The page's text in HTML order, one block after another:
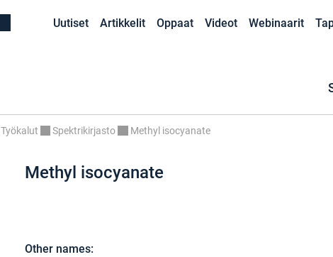
Uutiset Artikkelit Oppaat Videot Webinaarit
Työkalut Spektrikirjasto Methyl isocyanate
Methyl isocyanate
Other names: